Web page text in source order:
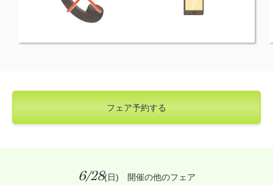
フェア予約する
6/28(日) 開催の他のフェア